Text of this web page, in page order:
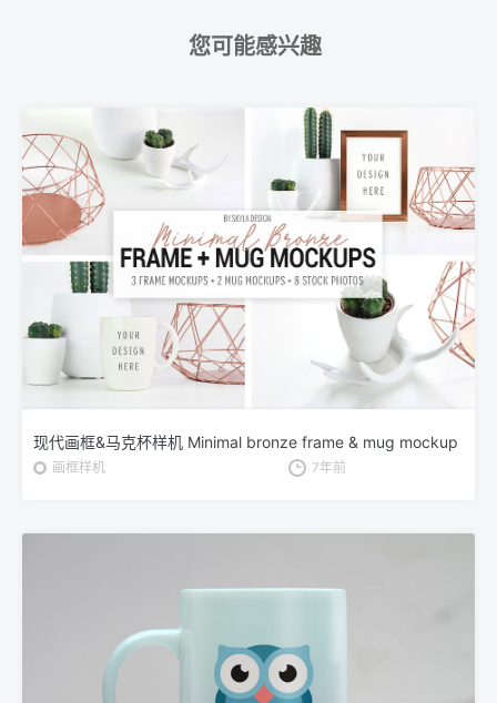
您可能感兴趣
现代画框&马克杯样机 Minimal bronze frame & mug mockup
画框样机 7年前